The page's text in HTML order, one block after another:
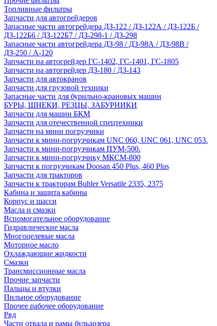
Топливные фильтры
Запчасти для автогрейдеров
Запасные части автогрейдера ДЗ-122 / ДЗ-122А / ДЗ-122Б /
ДЗ-122Б6 / ДЗ-122Б7 / ДЗ-298-1 / ДЗ-298
Запасные части автогрейдера ДЗ-98 / ДЗ-98А / ДЗ-98В /
ДЗ-250 / А-120
Запчасти на автогрейдер ГС-1402, ГС-1401, ГС-1805
Запчасти на автогрейдер ДЗ-180 / ДЗ-143
Запчасти для автокранов
Запчасти для грузовой техники
Запасные части для бурильно-крановых машин
БУРЫ, ШНЕКИ, РЕЗЦЫ, ЗАБУРНИКИ
Запчасти для машин БКМ
Запчасти для отечественной спецтехники
Запчасти на мини погрузчики
Запчасти к мини-погрузчикам UNC 060, UNC 061, UNC 053.
Запчасти к мини-погрузчикам ПУМ-500.
Запчасти к мини-погрузчику МКСМ-800
Запчасти к погрузчикам Doosan 450 Plus, 460 Plus
Запчасти для тракторов
Запчасти к тракторам Buhler Versatile 2335, 2375
Кабина и защита кабины
Корпус и шасси
Масла и смазки
Вспомогательное оборудование
Гидравлические масла
Многоцелевые масла
Моторное масло
Охлаждающие жидкости
Смазки
Трансмиссионные масла
Прочие запчасти
Пальцы и втулки
Пильное оборудование
Прочее рабочее оборудование
Рвд
Части отвала и рамы бульдозера